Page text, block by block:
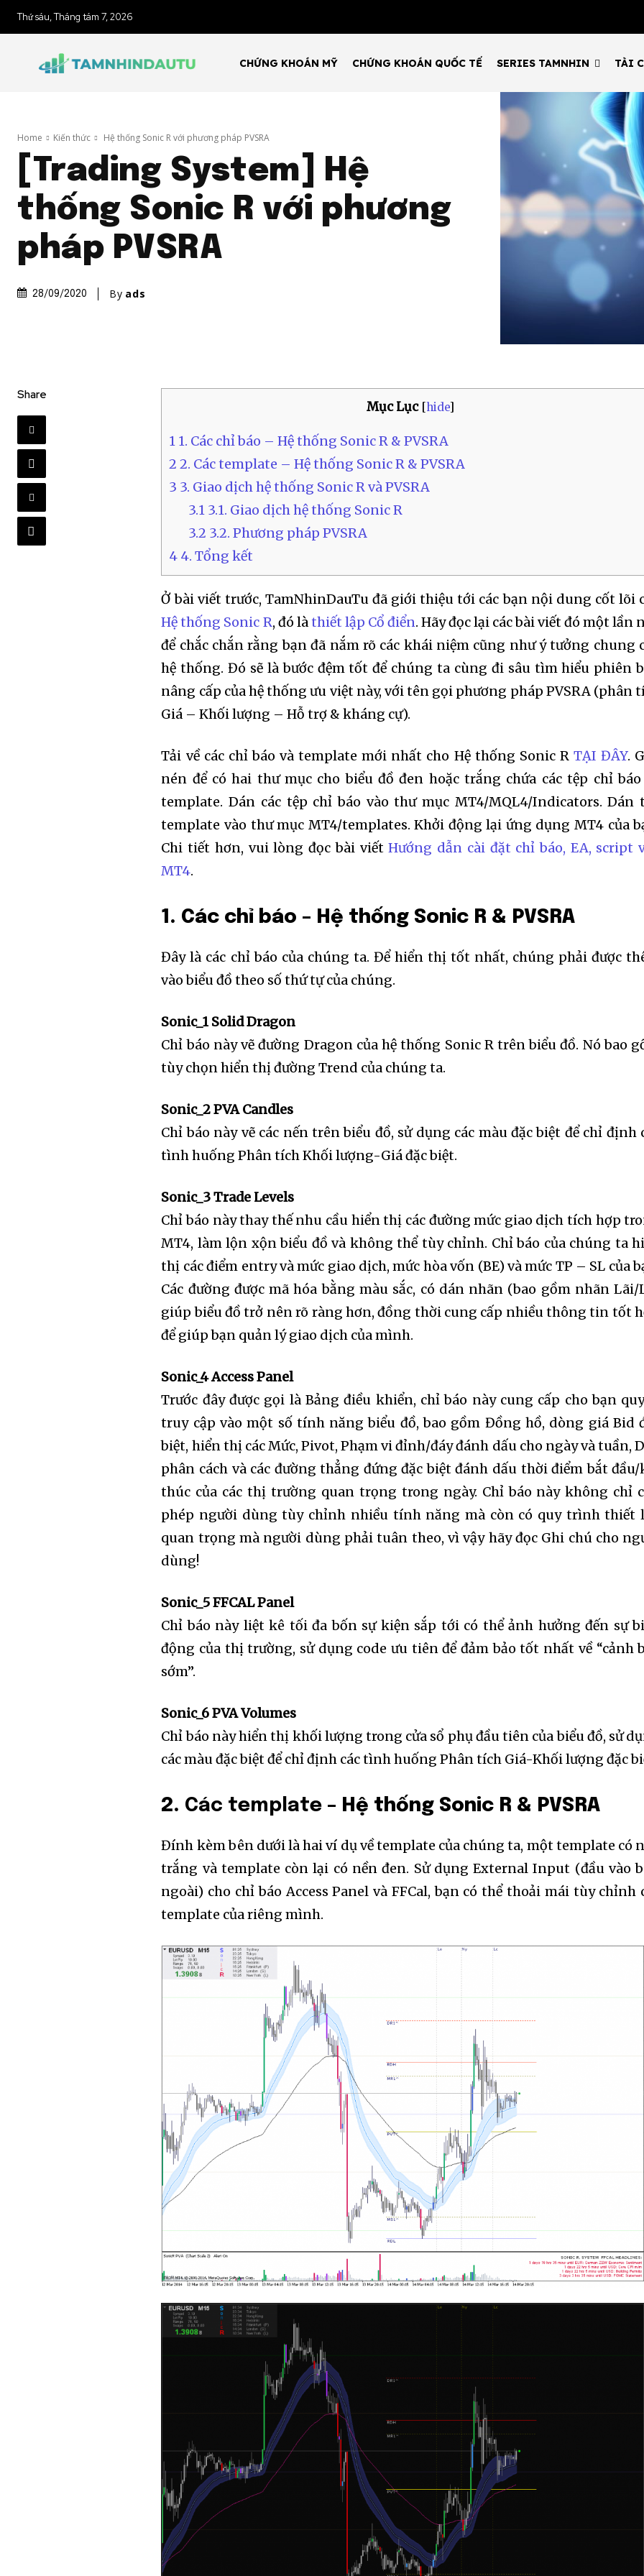
Join our community of
SUBSCRIBERS and be part
of the conversation.
To subscribe, simply enter your email address on our website or click
the subscribe button below. Don't worry, we respect your privacy and
won't spam your inbox. Your information is safe with us.
I've read and
32,111
Followers
32,214
Followers
Thứ sáu, Tháng tám 7, 2026
CHỨNG KHOÁN MỸ CHỨNG KHOÁN QUỐC TẾ SERIES TAMNHIN TÀI
Home Kiến thức Hệ thống Sonic R với phương pháp PVSRA
[Trading System] Hệ
thống Sonic R với phương
pháp PVSRA
28/09/2020 By ads
Share
Mục Lục hide]
1 1. Các chỉ báo – Hệ thống Sonic R & PVSRA
2 2. Các template – Hệ thống Sonic R & PVSRA
3 3. Giao dịch hệ thống Sonic R và PVSRA
3.1 3.1. Giao dịch hệ thống Sonic R
3.2 3.2. Phương pháp PVSRA
4 4. Tổng kết
Ở bài viết trước, TamNhinDauTu đã giới thiệu tới các bạn nội dung cốt lõi
Hệ thống Sonic R, đó làthiết lập Cổ điển. Hãy đọc lại các bài viết đó một lần
để chắc chắn rằng bạn đã nắm rõ các khái niệm cũng như ý tưởng chung
hệ thống. Đó sẽ là bước đệm tốt để chúng ta cùng đi sâu tìm hiểu phiên
nâng cấp của hệ thống ưu việt này, với tên gọi phương pháp PVSRA (phân
Giá – Khối lượng – Hỗ trợ & kháng cự).
Tải về các chỉ báo và template mới nhất cho Hệ thống Sonic R TẠI ĐÂY.
nén để có hai thư mục cho biểu đồ đen hoặc trắng chứa các tệp chỉ báo
template. Dán các tệp chỉ báo vào thư mục MT4/MQL4/Indicators. Dán
template vào thư mục MT4/templates. Khởi động lại ứng dụng MT4 của
Chi tiết hơn, vui lòng đọc bài viếtHướng dẫn cài đặt chỉ báo, EA, script
MT4.
1. Các chỉ báo – Hệ thống Sonic R & PVSRA
Đây là các chỉ báo của chúng ta. Để hiển thị tốt nhất, chúng phải được
vào biểu đồ theo số thứ tự của chúng.
Sonic_1 Solid Dragon
Chỉ báo này vẽ đường Dragon của hệ thống Sonic R trên biểu đồ. Nó bao
tùy chọn hiển thị đường Trend của chúng ta.
Sonic_2 PVA Candles
Chỉ báo này vẽ các nến trên biểu đồ, sử dụng các màu đặc biệt để chỉ định
tình huống Phân tích Khối lượng-Giá đặc biệt.
Sonic_3 Trade Levels
Chỉ báo này thay thế nhu cầu hiển thị các đường mức giao dịch tích hợp
MT4, làm lộn xộn biểu đồ và không thể tùy chỉnh. Chỉ báo của chúng ta
thị các điểm entry và mức giao dịch, mức hòa vốn (BE) và mức TP – SL của
Các đường được mã hóa bằng màu sắc, có dán nhãn (bao gồm nhãn Lãi/
giúp biểu đồ trở nên rõ ràng hơn, đồng thời cung cấp nhiều thông tin tốt
để giúp bạn quản lý giao dịch của mình.
Sonic_4 Access Panel
Trước đây được gọi là Bảng điều khiển, chỉ báo này cung cấp cho bạn
truy cập vào một số tính năng biểu đồ, bao gồm Đồng hồ, dòng giá Bid
biệt, hiển thị các Mức, Pivot, Phạm vi đỉnh/đáy đánh dấu cho ngày và tuần,
phân cách và các đường thẳng đứng đặc biệt đánh dấu thời điểm bắt đầu/
thúc của các thị trường quan trọng trong ngày. Chỉ báo này không chỉ
phép người dùng tùy chỉnh nhiều tính năng mà còn có quy trình thiết
quan trọng mà người dùng phải tuân theo, vì vậy hãy đọc Ghi chú cho
dùng!
Sonic_5 FFCAL Panel
Chỉ báo này liệt kê tối đa bốn sự kiện sắp tới có thể ảnh hưởng đến sự
động của thị trường, sử dụng code ưu tiên để đảm bảo tốt nhất về “cảnh
sớm”.
Sonic_6 PVA Volumes
Chỉ báo này hiển thị khối lượng trong cửa sổ phụ đầu tiên của biểu đồ, sử
các màu đặc biệt để chỉ định các tình huống Phân tích Giá-Khối lượng đặc
2. Các template – Hệ thống Sonic R & PVSRA
Đính kèm bên dưới là hai ví dụ về template của chúng ta, một template có
trắng và template còn lại có nền đen. Sử dụng External Input (đầu vào
ngoài) cho chỉ báo Access Panel và FFCal, bạn có thể thoải mái tùy chỉnh
template của riêng mình.